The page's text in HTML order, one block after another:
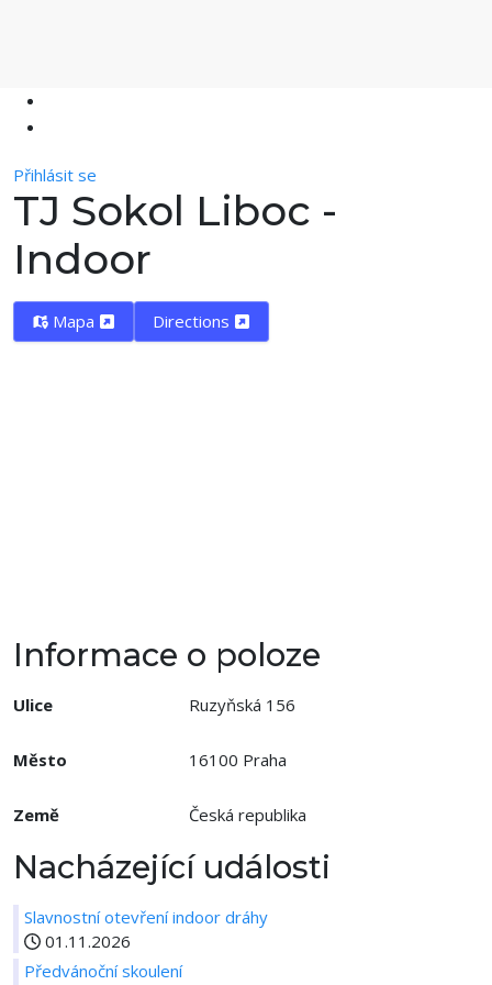
Přihlásit se
TJ Sokol Liboc -
Indoor
Mapa Directions
Informace o poloze
Ulice Ruzyňská 156
Město 16100 Praha
Země Česká republika
Nacházející události
Slavnostní otevření indoor dráhy
01.11.2026
Předvánoční skoulení